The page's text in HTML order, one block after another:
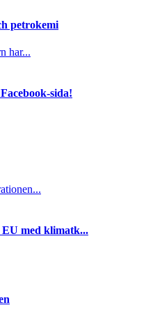
petrokemi
har...
sida!
med klimatk...